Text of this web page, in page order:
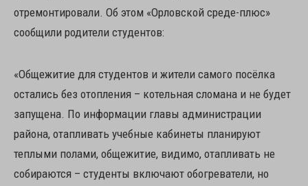
отремонтировали. Об этом «Орловской среде-плюс»
сообщили родители студентов:
«Общежитие для студентов и жители самого посёлка
остались без отопления – котельная сломана и не будет
запущена. По информации главы администрации
района, отапливать учебные кабинеты планируют
теплыми полами, общежитие, видимо, отапливать не
собираются – студенты включают обогреватели, но